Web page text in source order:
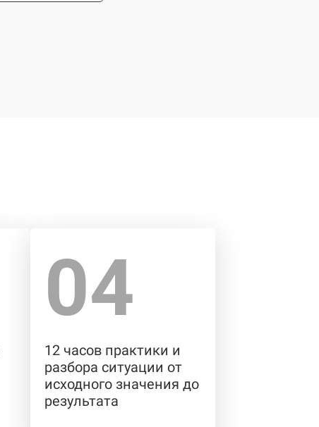
04
12 часов практики и
разбора ситуации от
исходного значения до
результата